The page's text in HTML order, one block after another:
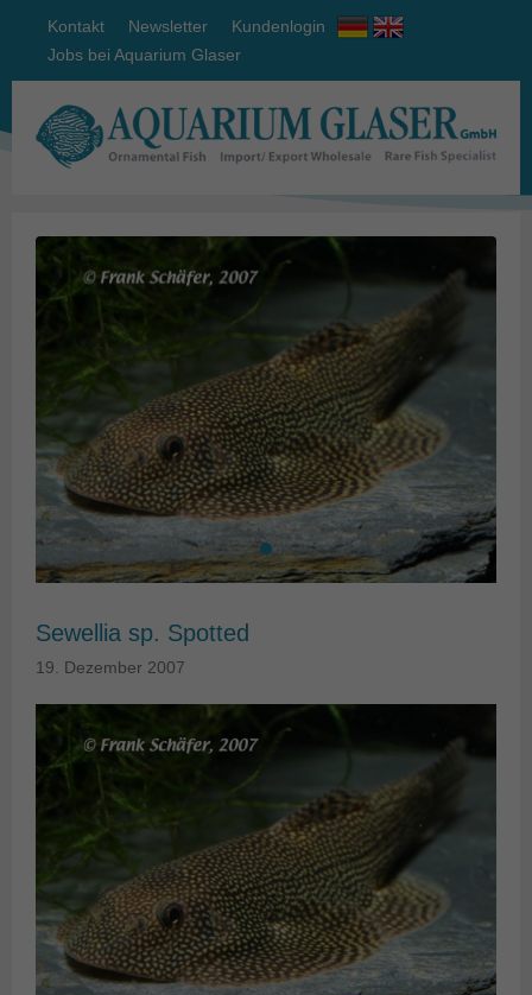
Kontakt Newsletter
Kundenlogin
Jobs bei Aquarium Glaser
Sewellia sp. Spotted
19. Dezember 2007